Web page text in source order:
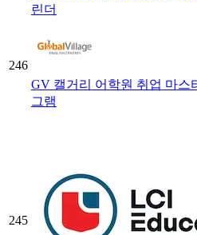
린더
246
GV 캘거리 어학원 취업 마스
그램
245